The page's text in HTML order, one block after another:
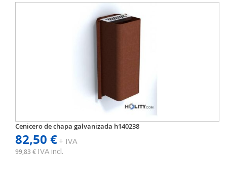
Cenicero de chapa galvanizada h140238
82,50 €+ IVA
99,83 € IVA incl.